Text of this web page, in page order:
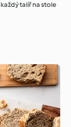
talíř na stole